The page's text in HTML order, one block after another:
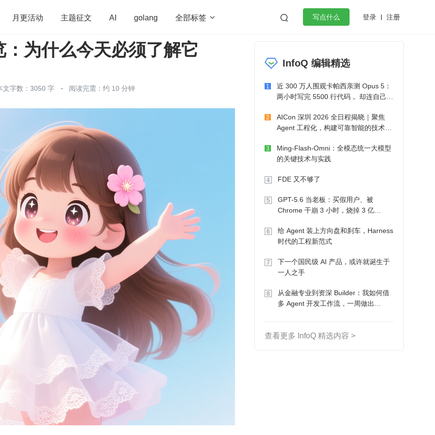
月更活动 主题征文 AI golang 全部标签   写点什么 登录 注册
算法 学习方法 Web3.0
微服务架构 flutter
为什么今天必须了解它
文字数：3050 字 阅读完需：约 10 分钟
InfoQ 编辑精选
1
近 300 万人围观卡帕西亲测 Opus 5：
两小时写完 5500 行代码， 却连自己写
2
AICon 深圳 2026 全日程揭晓｜聚焦
Agent 工程化，构建可靠智能的技术路
3
Ming-Flash-Omni：全模态统一大模型
的关键技术与实践
4 FDE 又不够了
5
GPT-5.6 当老板：买假用户、被
Chrome 干崩 3 小时，烧掉 3 亿
6
给 Agent 装上方向盘和刹车，Harness
时代的工程新范式
7
下一个国民级 AI 产品，或许就诞生于
一人之手
8
从金融专业到资深 Builder：我如何借
多 Agent 开发工作流，一周做出
查看更多 InfoQ 精选内容 >